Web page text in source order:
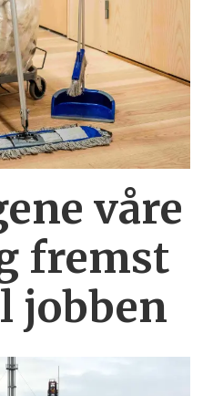
våre
fremst
jobben